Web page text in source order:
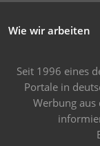
Wie wir arbeiten
Seit 1996 eines
Portale in
Werbung aus